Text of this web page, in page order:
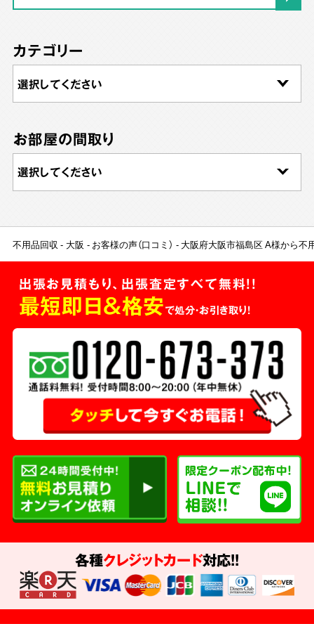
カテゴリー
お部屋の間取り
不用品回収 大阪 お客様の声（口コミ） 大阪府大阪市福島区 A様から不
出張お見積もり、出張査定すべて無料!!
最短即日＆格安で処分・お引き取り！
各種クレジットカード対応!!